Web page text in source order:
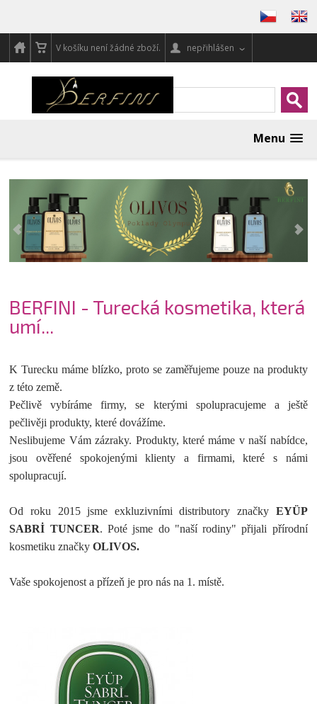
V košíku není žádné zboží. nepřihlášen
Menu
BERFINI - Turecká kosmetika, která
umí...
K Turecku máme blízko, proto se zaměřujeme pouze na produkty
z této země.
Pečlivě vybíráme firmy, se kterými spolupracujeme a ještě
pečlivěji produkty, které dovážíme.
Neslibujeme Vám zázraky. Produkty, které máme v naší nabídce,
jsou ověřené spokojenými klienty a firmami, které s námi
spolupracují.
Od roku 2015 jsme exkluzivními distributory značky EYÜP
SABRİ TUNCER. Poté jsme do "naší rodiny" přijali přírodní
kosmetiku značkyOLIVOS.
Vaše spokojenost a přízeň je pro nás na 1. místě.